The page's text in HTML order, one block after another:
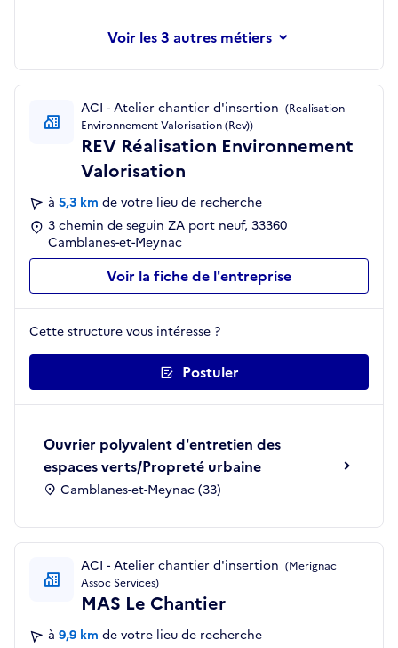
les 3 autres métiers
ACI - Atelier chantier d'insertion (Realisation
Environnement Valorisation (Rev))
REV Réalisation Environnement
Valorisation
à 5,3 km de votre lieu de recherche
3 chemin de seguin ZA port neuf, 33360
Camblanes-et-Meynac
Voir la fiche de l'entreprise
Cette structure vous intéresse ?
Postuler
Ouvrier polyvalent d'entretien des
espaces verts/Propreté urbaine
Camblanes-et-Meynac (33)
ACI - Atelier chantier d'insertion (Merignac
Assoc Services)
MAS Le Chantier
à 9,9 km de votre lieu de recherche